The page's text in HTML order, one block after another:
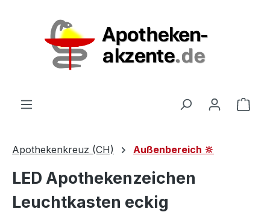
Apothekenkreuz (CH) Außenbereich 🔆
LED Apothekenzeichen
Leuchtkasten eckig